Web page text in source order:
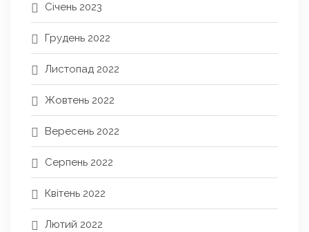
Січень 2023
Грудень 2022
Листопад 2022
Жовтень 2022
Вересень 2022
Серпень 2022
Квітень 2022
Лютий 2022